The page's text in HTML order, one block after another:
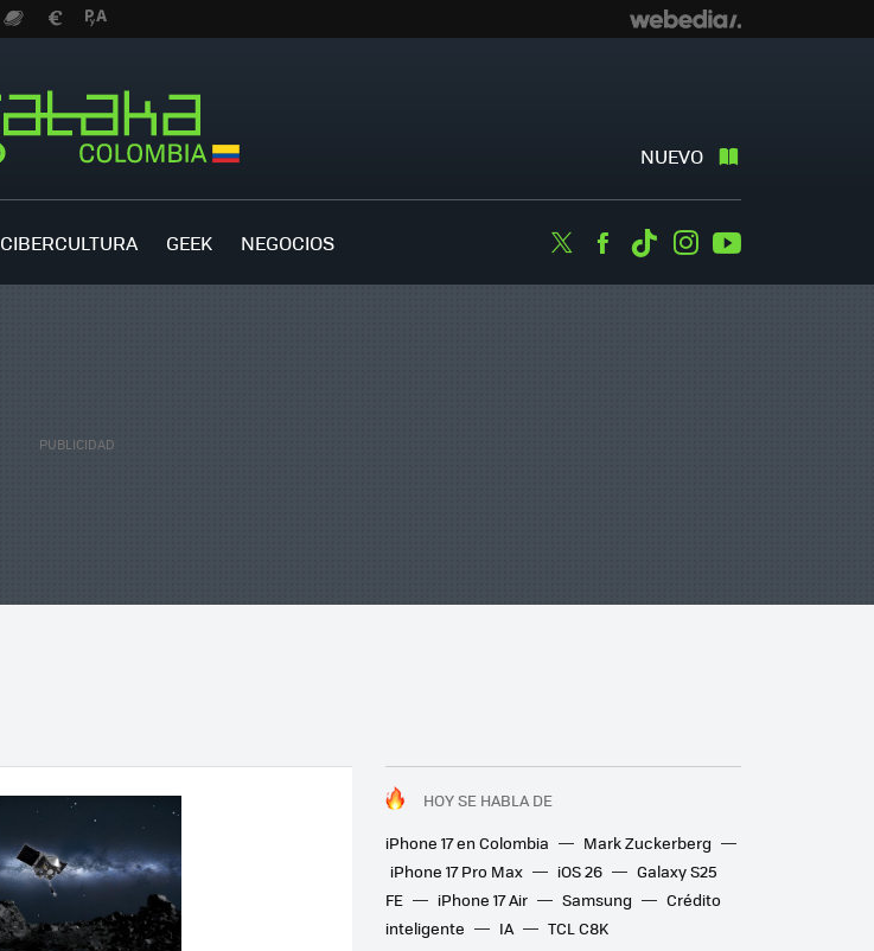
NUEVO
CIBERCULTURA GEEK NEGOCIOS TwitterFacebook
TiktokInstagram
HOY SE HABLA DE
iPhone 17 en Colombia
Mark Zuckerberg
iPhone 17 Pro Max
iOS 26
Galaxy S25
FE
iPhone 17 Air Samsung
Crédito
inteligente
IA TCL C8K